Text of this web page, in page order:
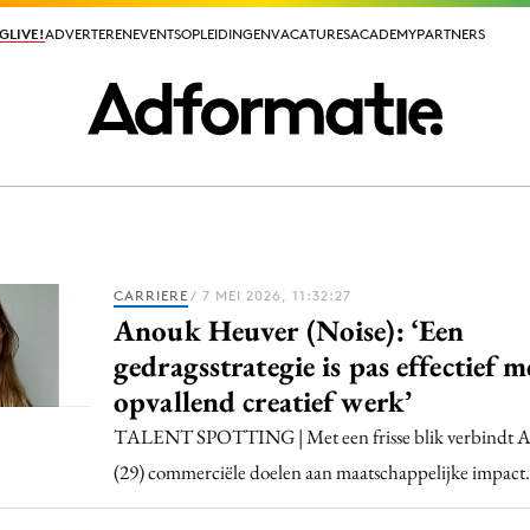
ADVERTERENEVENTSOPLEIDINGENVACATURESACADEMYPARTNERS
ADVERTERENEVENTSOPLEIDINGENVACATURESACADEMYPARTNERS
app
Media
Merkstrategie
CARRIERE / 7 MEI 2026, 11:32:27
Anouk Heuver (Noise): ‘Een
gedragsstrategie is pas effectief
opvallend creatief werk’
TALENT SPOTTING | Met een frisse blik verbindt
(29) commerciële doelen aan maatschappelijke impact.